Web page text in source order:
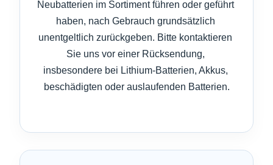
Neubatterien im Sortiment führen oder geführt
haben, nach Gebrauch grundsätzlich
unentgeltlich zurückgeben. Bitte kontaktieren
Sie uns vor einer Rücksendung,
insbesondere bei Lithium-Batterien, Akkus,
beschädigten oder auslaufenden Batterien.